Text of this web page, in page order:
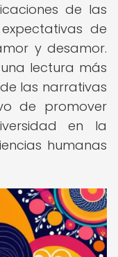
de las
de
y desamor.
lectura más
las narrativas
de promover
en la
humanas